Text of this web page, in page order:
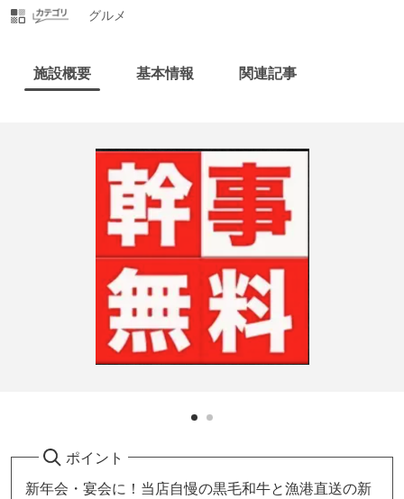
グルメ
施設概要 基本情報 関連記事
ポイント
新年会・宴会に！当店自慢の黒毛和牛と漁港直送の新